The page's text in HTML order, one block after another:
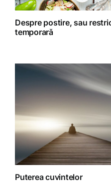
Retete Raw (nepreparate
Despre postire, sau
temporară
Puterea cuvintelor